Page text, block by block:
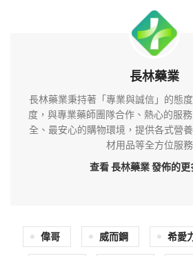
長林藥業
長林藥業秉持著「專業與誠信」的態
度，與專業藥師團隊合作、熱心的服
全、最安心的購物環境，提供各式營
材用品等全方位服務
查看 長林藥業發佈的更
偉哥 威而鋼 希愛